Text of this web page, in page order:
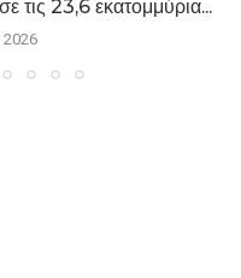
23,6 εκατομμύρια...